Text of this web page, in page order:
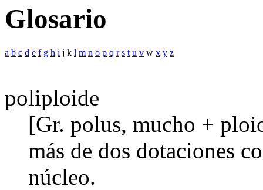
Glosario
a b c d e f g h i j k l m n o p q r s t u v w x y z
poliploide
[Gr. polus, mucho +
más de dos dotaciones
núcleo.